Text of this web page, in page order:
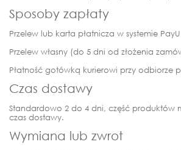
Sposoby zapłaty
Przelew lub karta płatnicza w systemie PayU
Przelew własny (do 5 dni od złożenia
Płatność gotówką kurierowi przy odbiorze
Czas dostawy
Standardowo 2 do 4 dni, część produktów
czas dostawy.
Wymiana lub zwrot